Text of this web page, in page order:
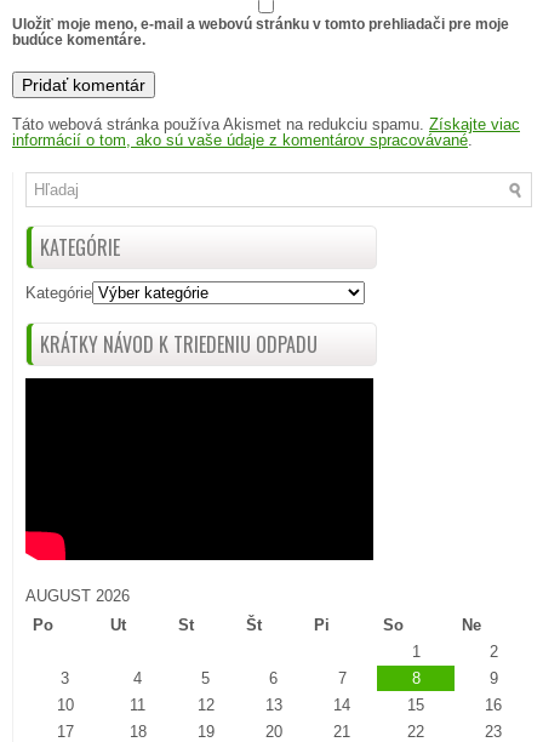
Uložiť moje meno, e-mail a webovú stránku v tomto prehliadači pre moje
budúce komentáre.
Táto webová stránka používa Akismet na redukciu spamu. Získajte viac
informácií o tom, ako sú vaše údaje z komentárov spracovávané
KATEGÓRIE
Kategórie
KRÁTKY NÁVOD K TRIEDENIU ODPADU
AUGUST 2026
Po
Ut St Št Pi So Ne
1
2
3
4 5 6 7 8
9
10
11 12 13 14 15
16
17
18 19 20 21 22
23